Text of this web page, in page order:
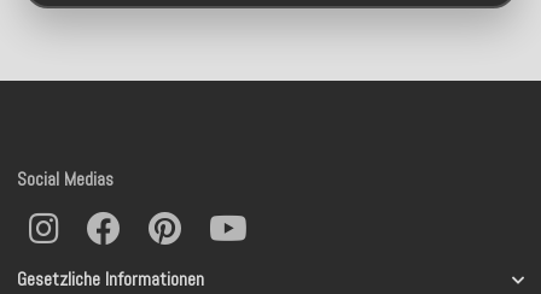
Gesetzliche Informationen
Social Medias